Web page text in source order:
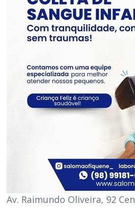
Av. Raimundo Oliveira, 92